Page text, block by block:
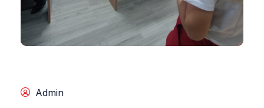
Admin